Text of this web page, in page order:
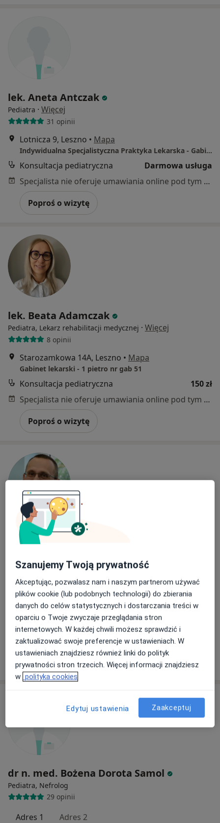
lek. Aneta Antczak
Pediatra · Więcej
31 opinii
Lotnicza 9, Leszno • Mapa
Indywidualna Specjalistyczna Praktyka Lekarska - Gabinet Prywatny
Konsultacja pediatryczna
Darmowa usługa
Specjalista nie oferuje umawiania online pod tym adresem.
Poproś o wizytę
lek. Beata Adamczak
Pediatra, Lekarz rehabilitacji medycznej · Więcej
8 opinii
Starozamkowa 14A, Leszno • Mapa
Gabinet lekarski - 1 pietro nr gab 51
Konsultacja pediatryczna
150 zł
Specjalista nie oferuje umawiania online pod tym adresem.
Poproś o wizytę
lek. Paweł Hałucha
Internista, Lekarz rodzinny, Lekarz medycyny pracy
Adres Online
17 Stycznia•Mapa
Badania profilaktyczne
Poproś o wizytę
dr n. med. Bożena Dorota Samol
Pediatra, Nefrolog
29 opinii
Adres 1 Adres 2
Szanujemy Twoją prywatność
Akceptując, pozwalasz nam i naszym partnerom używać
plików cookie (lub podobnych technologii) do zbierania
danych do celów statystycznych i dostarczania treści w
oparciu o Twoje zwyczaje przeglądania stron
internetowych. W każdej chwili możesz sprawdzić i
zaktualizować swoje preferencje w ustawieniach. W
ustawieniach znajdziesz również linki do polityk
prywatności stron trzecich. Więcej informacji znajdziesz
w polityka cookies
Edytuj ustawienia Zaakceptuj